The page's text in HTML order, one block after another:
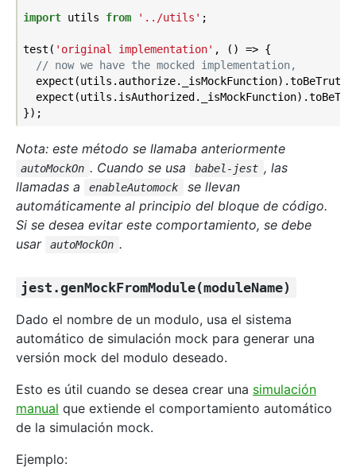
import utils from '../utils' ;
test( 'original implementation' , () => {
// now we have the mocked implementation,
Nota: este método se llamaba anteriormente
autoMockOn . Cuando se usa babel-jest , las
llamadas a
enableAutomock
se llevan
automáticamente al principio del bloque de código.
Si se desea evitar este comportamiento, se debe
usar
autoMockOn .
jest.genMockFromModule(moduleName)
Dado el nombre de un modulo, usa el sistema
automático de simulación mock para generar una
versión mock del modulo deseado.
Esto es útil cuando se desea crear una simulación
manual que extiende el comportamiento automático
de la simulación mock.
Ejemplo: